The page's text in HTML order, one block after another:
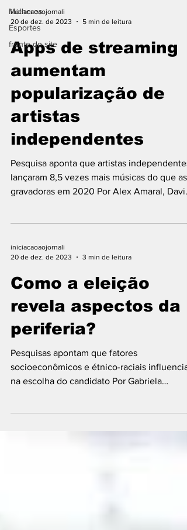
Mulheres
Esportes
frente do site
iniciacaoaojornali
20 de dez. de 2023
5 min de leitura
Apps de streaming
aumentam
popularização de
artistas
independentes
Pesquisa aponta que artistas independentes
lançaram 8,5 vezes mais músicas do que as
gravadoras em 2020 Por Alex Amaral, Davi
iniciacaoaojornali
20 de dez. de 2023
3 min de leitura
Como a eleição
revela aspectos da
periferia?
Pesquisas apontam que fatores
socioeconômicos e étnico-raciais
na escolha do candidato Por Gabriela